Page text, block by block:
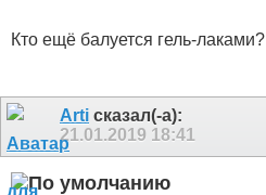
Кто ещё балуется гель-лаками?
Arti сказал(-а):
21.01.2019 18:41